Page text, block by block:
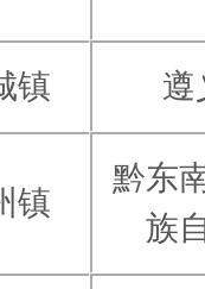
镇 遵
镇
黔东
族